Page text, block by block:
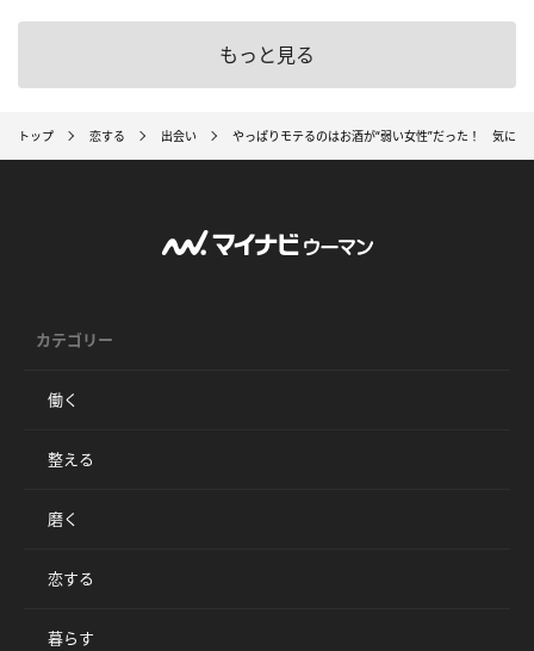
もっと見る
トップ 恋する 出会い やっぱりモテるのはお酒が“弱い女性”だった！ 気にな
カテゴリー
働く
整える
磨く
恋する
暮らす